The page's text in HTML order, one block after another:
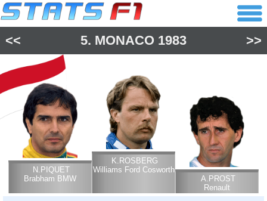
<< 5. MONACO 1983 >>
N.PIQUET
Brabham BMW
K.ROSBERG
Williams Ford Cosworth
A.PROST
Renault